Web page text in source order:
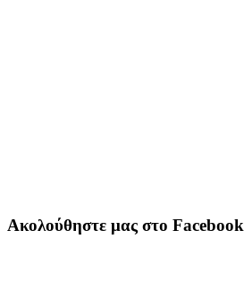
Ακολούθηστε μας στο Facebook